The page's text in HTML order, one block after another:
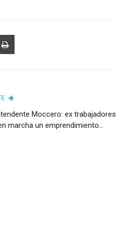
Moccero: ex trabajadores
marcha un emprendimiento...